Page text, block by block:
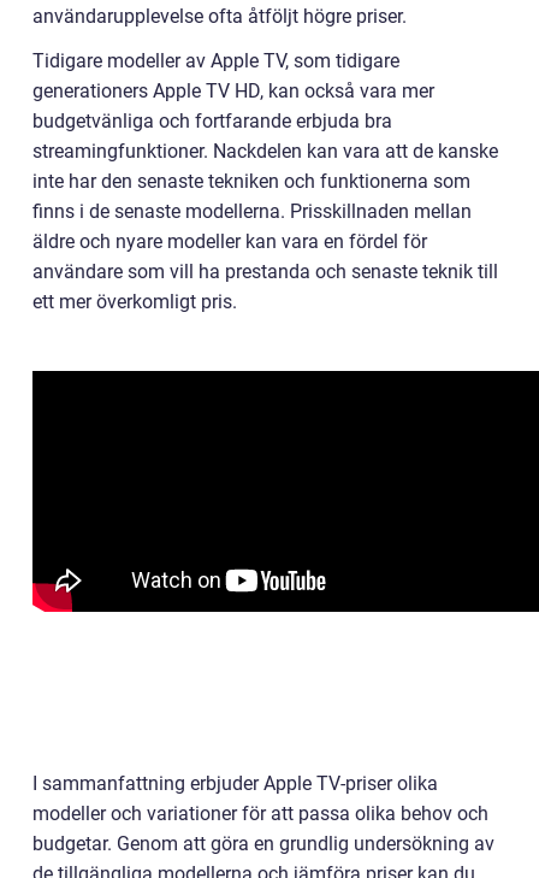
användarupplevelse ofta åtföljt högre priser.
Tidigare modeller av Apple TV, som tidigare
generationers Apple TV HD, kan också vara mer
budgetvänliga och fortfarande erbjuda bra
streamingfunktioner. Nackdelen kan vara att de kanske
inte har den senaste tekniken och funktionerna som
finns i de senaste modellerna. Prisskillnaden mellan
äldre och nyare modeller kan vara en fördel för
användare som vill ha prestanda och senaste teknik till
ett mer överkomligt pris.
I sammanfattning erbjuder Apple TV-priser olika
modeller och variationer för att passa olika behov och
budgetar. Genom att göra en grundlig undersökning av